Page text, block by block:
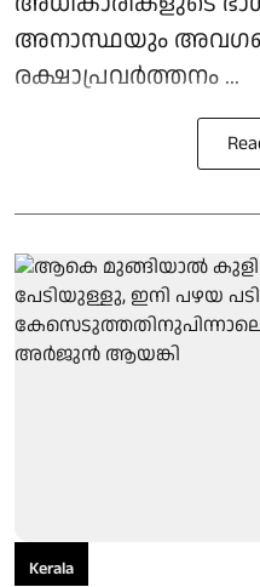
അനാസ്ഥയും
രക്ഷാപ്രവർത്തനം ...
Kerala